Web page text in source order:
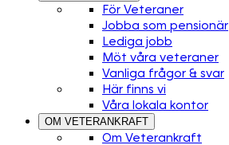
För Veteraner
Jobba som pensionär
Lediga jobb
Möt våra veteraner
Vanliga frågor & svar
Här finns vi
Våra lokala kontor
OM VETERANKRAFT
Om Veterankraft